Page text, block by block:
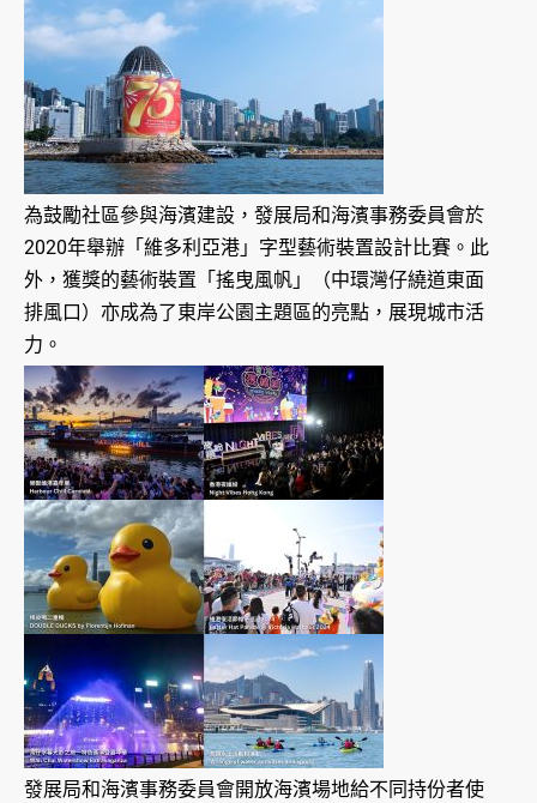
為鼓勵社區參與海濱建設，發展局和海濱事務委員會於
2020年舉辦「維多利亞港」字型藝術裝置設計比賽。此
外，獲獎的藝術裝置「搖曳風帆」（中環灣仔繞道東面
排風口）亦成為了東岸公園主題區的亮點，展現城市活
力。
發展局和海濱事務委員會開放海濱場地給不同持份者使